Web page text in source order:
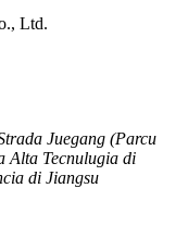
Ltd.
Juegang (Parcu
Alta Tecnulugia di
di Jiangsu